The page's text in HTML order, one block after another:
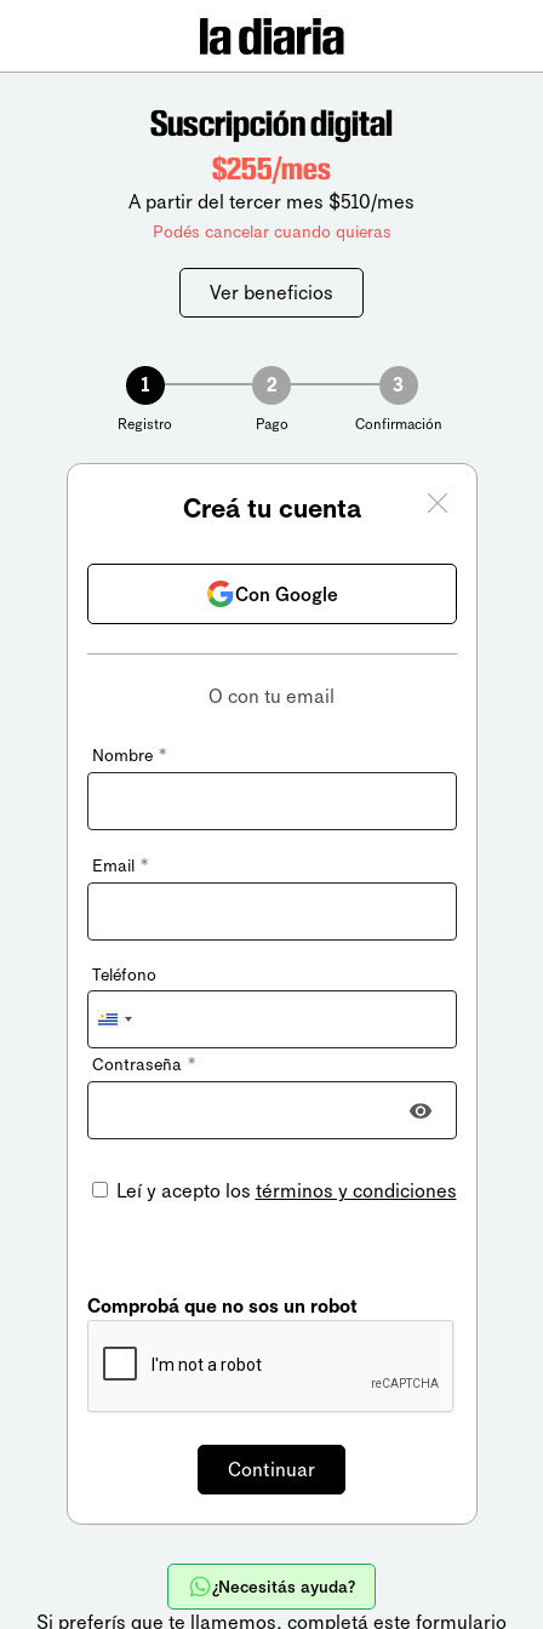
Suscripción digital
$255/mes
A partir del tercer mes $510/mes
Podés cancelar cuando quieras
Ver beneficios
1
Registro
2
Pago
3
Confirmación
Creá tu cuenta
Con Google
O con tu email
Nombre *
Email *
Teléfono
Uruguay
+598
Contraseña *
Leí y acepto los términos y condiciones
Comprobá que no sos un robot
¿Necesitás ayuda?
Si preferís que te llamemos, completá este formulario